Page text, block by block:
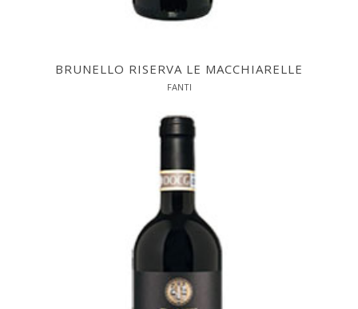
BRUNELLO RISERVA LE MACCHIARELLE
FANTI